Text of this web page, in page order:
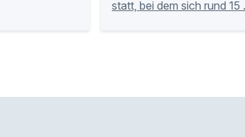
statt, bei dem sich rund